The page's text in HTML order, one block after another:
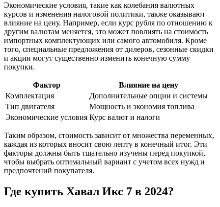
Экономические условия, такие как колебания валютных
курсов и изменения налоговой политики, также оказывают
влияние на цену. Например, если курс рубля по отношению к
другим валютам меняется, это может повлиять на стоимость
импортных комплектующих или самого автомобиля. Кроме
того, специальные предложения от дилеров, сезонные скидки
и акции могут существенно изменить конечную сумму
покупки.
Фактор
Влияние на цену
Комплектация
Дополнительные опции и системы
Тип двигателя
Мощность и экономия топлива
Экономические условия Курс валют и налоги
Таким образом, стоимость зависит от множества переменных,
каждая из которых вносит свою лепту в конечный итог. Эти
факторы должны быть тщательно изучены перед покупкой,
чтобы выбрать оптимальный вариант с учетом всех нужд и
предпочтений покупателя.
Где купить Хавал Икс 7 в 2024?